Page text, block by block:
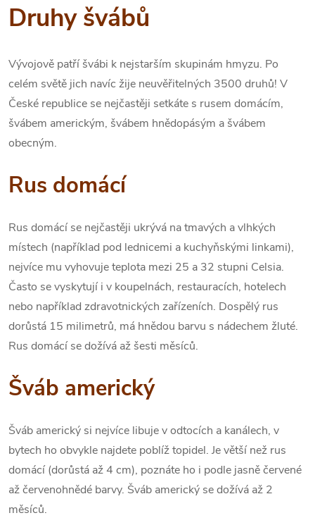
Druhy švábů
Vývojově patří švábi k nejstarším skupinám hmyzu. Po
celém světě jich navíc žije neuvěřitelných 3500 druhů! V
České republice se nejčastěji setkáte s rusem domácím,
švábem americkým, švábem hnědopásým a švábem
obecným.
Rus domácí
Rus domácí se nejčastěji ukrývá na tmavých a vlhkých
místech (například pod lednicemi a kuchyňskými linkami),
nejvíce mu vyhovuje teplota mezi 25 a 32 stupni Celsia.
Často se vyskytují i v koupelnách, restauracích, hotelech
nebo například zdravotnických zařízeních. Dospělý rus
dorůstá 15 milimetrů, má hnědou barvu s nádechem žluté.
Rus domácí se dožívá až šesti měsíců.
Šváb americký
Šváb americký si nejvíce libuje v odtocích a kanálech, v
bytech ho obvykle najdete poblíž topidel. Je větší než rus
domácí (dorůstá až 4 cm), poznáte ho i podle jasně červené
až červenohnědé barvy. Šváb americký se dožívá až 2
měsíců.